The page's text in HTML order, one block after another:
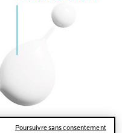
Poursuivre sans consentement